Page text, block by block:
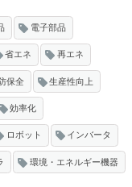
電子部品
省エネ 再エネ
保全 生産性向上
効率化
ロボット インバータ
環境・エネルギー機器